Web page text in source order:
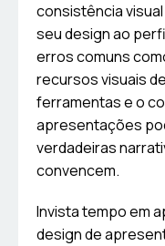
consistência
seu design ao
erros comuns
recursos visuais
ferramentas e o
apresentações
verdadeiras
convencem.
Invista tempo em
design de